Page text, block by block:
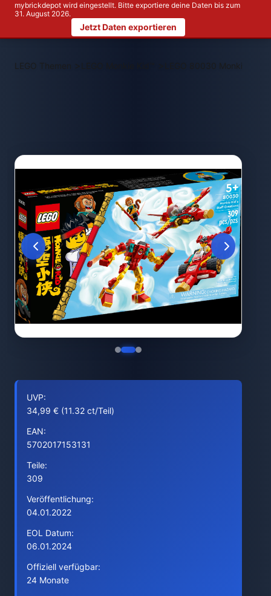
mybrickdepot wird eingestellt. Bitte exportiere deine Daten bis zum
31. August 2026.
Jetzt Daten exportieren
LEGO Themen > LEGO 80030 Monkie
UVP:
34,99 € (11.32 ct/Teil)
EAN:
5702017153131
Teile:
309
Veröffentlichung:
04.01.2022
EOL Datum:
06.01.2024
Offiziell verfügbar:
24 Monate